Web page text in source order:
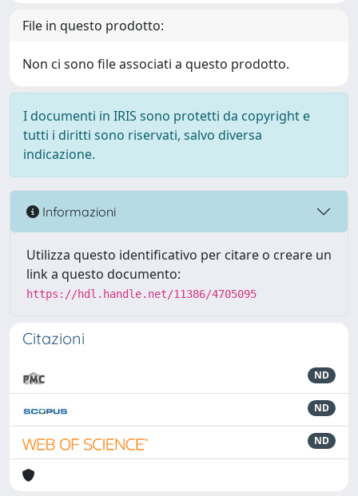
File in questo prodotto:
Non ci sono file associati a questo prodotto.
I documenti in IRIS sono protetti da copyright e
tutti i diritti sono riservati, salvo diversa
indicazione.
Informazioni
Utilizza questo identificativo per citare o creare un
link a questo documento:
https://hdl.handle.net/11386/4705095
Citazioni
ND
ND
ND